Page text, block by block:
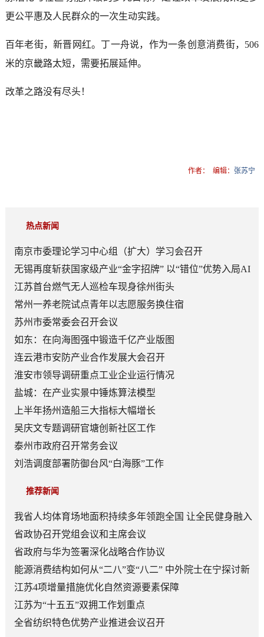
更公平惠及人民群众的一次生动实践。
百年老街，新晋网红。丁一舟说，作为一条创意消费街，506
米的京畿路太短，需要拓展延伸。
改革之路没有尽头！
作者： 编辑： 张苏宁
热点新闻
南京市委理论学习中心组（扩大）学习会召开
无锡再度斩获国家级产业“金字招牌” 以“错位”优势入局AI
顶层赛道
江苏首台燃气无人巡检车现身徐州街头
常州一养老院试点青年以志愿服务换住宿
苏州市委常委会召开会议
如东：在向海图强中锻造千亿产业版图
连云港市安防产业合作发展大会召开
淮安市领导调研重点工业企业运行情况
盐城：在产业实景中锤炼算法模型
上半年扬州造船三大指标大幅增长
吴庆文专题调研官塘创新社区工作
泰州市政府召开常务会议
刘浩调度部署防御台风“白海豚”工作
推荐新闻
我省人均体育场地面积持续多年领跑全国 让全民健身融入
日常成为风尚
省政协召开党组会议和主席会议
省政府与华为签署深化战略合作协议
能源消费结构如何从“二八”变“八二” 中外院士在宁探讨新
型能源体系建设
江苏4项增量措施优化自然资源要素保障
江苏为“十五五”双拥工作划重点
全省纺织特色优势产业推进会议召开